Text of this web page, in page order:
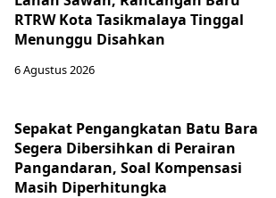
RTRW Kota Tasikmalaya Tinggal
Menunggu Disahkan
6 Agustus 2026
Sepakat Pengangkatan Batu Bara
Segera Dibersihkan di Perairan
Pangandaran, Soal Kompensasi
Masih Diperhitungka